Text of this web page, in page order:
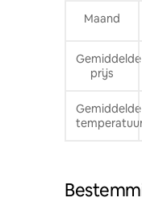
Maand
Gemiddelde
prijs
Gemiddelde